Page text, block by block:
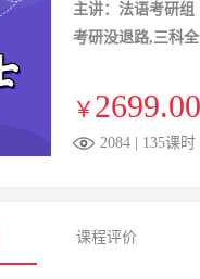
主讲：法语考研组
考研没退路,三科
￥ 2699.00
2084 | 135课时
课程评价